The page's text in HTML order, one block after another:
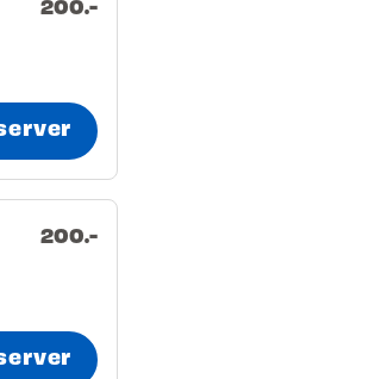
200.-